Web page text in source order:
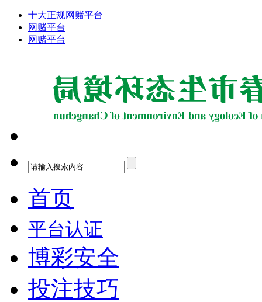
十大正规网赌平台
网赌平台
网赌平台
首页
平台认证
博彩安全
投注技巧